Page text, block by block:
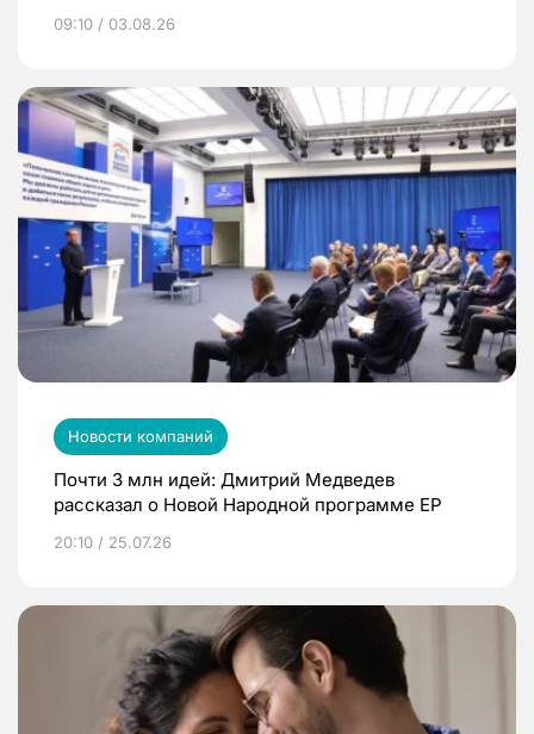
09:10 / 03.08.26
Новости компаний
Почти 3 млн идей: Дмитрий Медведев
рассказал о Новой Народной программе ЕР
20:10 / 25.07.26